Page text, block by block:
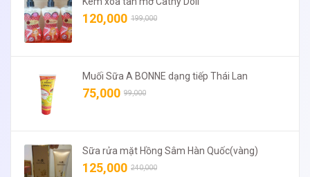
120,000 199,000
Muối Sữa A BONNE dạng tiếp Thái Lan
75,000 99,000
Sữa rửa mặt Hồng Sâm Hàn Quốc(vàng)
125,000 240,000